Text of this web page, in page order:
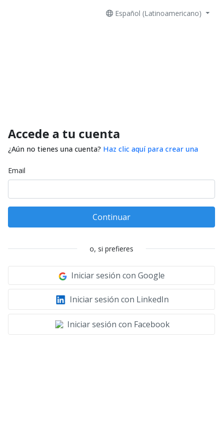
Español (Latinoamericano)
Accede a tu cuenta
¿Aún no tienes una cuenta? Haz clic aquí para crear una
Email
Continuar
o, si prefieres
Iniciar sesión con Google
Iniciar sesión con LinkedIn
Iniciar sesión con Facebook